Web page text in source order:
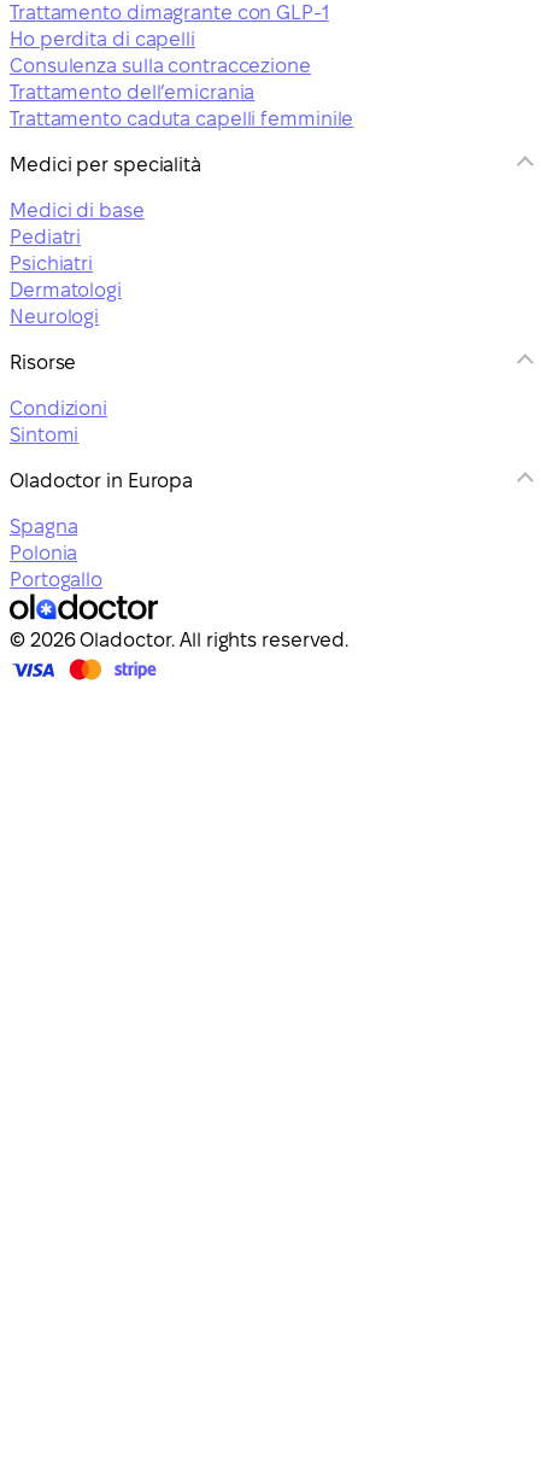
Trattamento dimagrante con GLP-1
Ho perdita di capelli
Consulenza sulla contraccezione
Trattamento dell’emicrania
Trattamento caduta capelli femminile
Medici per specialità
Medici di base
Pediatri
Psichiatri
Dermatologi
Neurologi
Risorse
Condizioni
Sintomi
Oladoctor in Europa
Spagna
Polonia
Portogallo
© 2026 Oladoctor. All rights reserved.